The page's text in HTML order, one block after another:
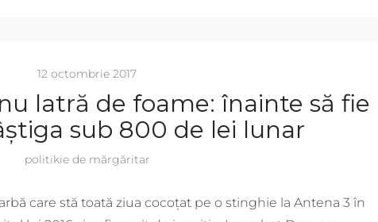
12 octombrie 2017
latră de foame: înainte să fie
sub 800 de lei lunar
politikie de mărgăritar
care stă toată ziua cocoțat pe o stinghie la Antena 3 în